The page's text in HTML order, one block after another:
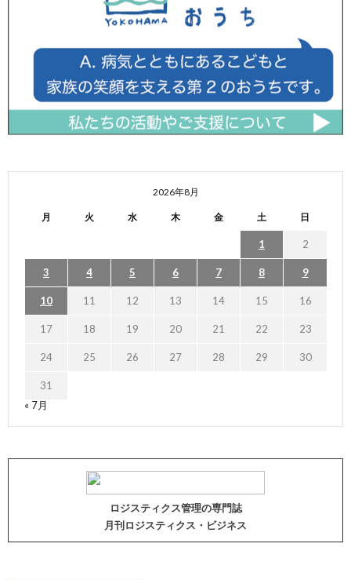
2026年8月
月 火 水 木 金 土 日
1 2
3 4 5 6 7 8 9
10 11 12 13 14 15 16
17 18 19 20 21 22 23
24 25 26 27 28 29 30
31
« 7月
ロジスティクス管理の専門誌
月刊ロジスティクス・ビジネス